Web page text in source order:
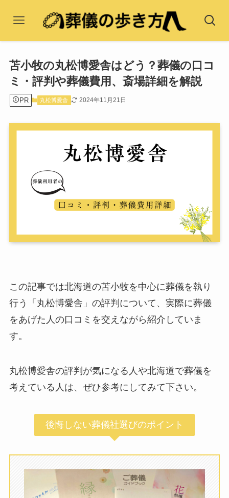
苫小牧の丸松博愛舎はどう？葬儀の口コ
ミ・評判や葬儀費用、斎場詳細を解説
PR 丸松博愛舎 2024年11月21日
この記事では北海道の苫小牧を中心に葬儀を執り
行う「丸松博愛舎」の評判について、実際に葬儀
をあげた人の口コミを交えながら紹介していま
す。
丸松博愛舎の評判が気になる人や北海道で葬儀を
考えている人は、ぜひ参考にしてみて下さい。
後悔しない葬儀社選びのポイント